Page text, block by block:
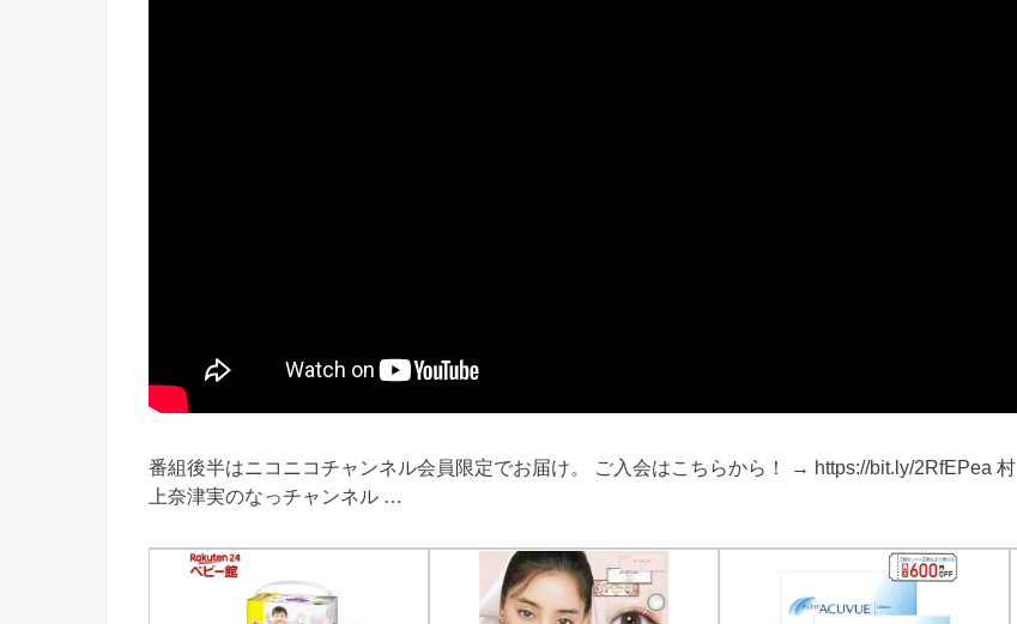
番組後半はニコニコチャンネル会員限定でお届け。 ご入会はこちらから！ → https://bit.ly/2RfEPea 村
上奈津実のなっチャンネル …